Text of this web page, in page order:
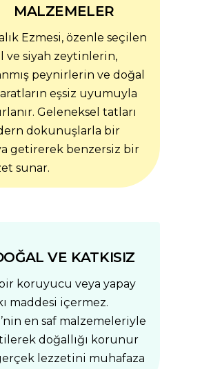
MALZEMELER
Ezmesi, özenle seçilen
ve siyah zeytinlerin,
peynirlerin ve doğal
eşsiz uyumuyla
Geleneksel tatları
dokunuşlarla bir
getirerek benzersiz bir
sunar.
VE KATKISIZ
koruyucu veya yapay
maddesi içermez.
en saf malzemeleriyle
doğallığı korunur
lezzetini muhafaza